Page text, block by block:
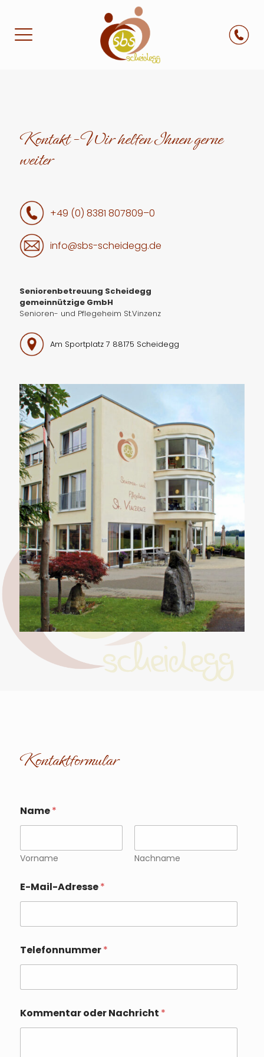
Kontakt - Wir helfen Ihnen gerne
weiter
+49 (0) 8381 807809–0
info@sbs-scheidegg.de
Seniorenbetreuung Scheidegg
gemeinnützige GmbH
Senioren- und Pflegeheim St.Vinzenz
Am Sportplatz 7 88175 Scheidegg
Kontaktformular
Name*
Vorname Nachname
E-Mail-Adresse*
Telefonnummer*
D
a
Kommentar oder Nachricht *